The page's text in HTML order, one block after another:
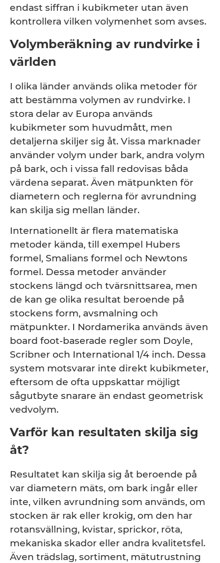
endast siffran i kubikmeter utan även
kontrollera vilken volymenhet som avses.
Volymberäkning av rundvirke i
världen
I olika länder används olika metoder för
att bestämma volymen av rundvirke. I
stora delar av Europa används
kubikmeter som huvudmått, men
detaljerna skiljer sig åt. Vissa marknader
använder volym under bark, andra volym
på bark, och i vissa fall redovisas båda
värdena separat. Även mätpunkten för
diametern och reglerna för avrundning
kan skilja sig mellan länder.
Internationellt är flera matematiska
metoder kända, till exempel Hubers
formel, Smalians formel och Newtons
formel. Dessa metoder använder
stockens längd och tvärsnittsarea, men
de kan ge olika resultat beroende på
stockens form, avsmalning och
mätpunkter. I Nordamerika används även
board foot-baserade regler som Doyle,
Scribner och International 1/4 inch. Dessa
system motsvarar inte direkt kubikmeter,
eftersom de ofta uppskattar möjligt
sågutbyte snarare än endast geometrisk
vedvolym.
Varför kan resultaten skilja sig
åt?
Resultatet kan skilja sig åt beroende på
var diametern mäts, om bark ingår eller
inte, vilken avrundning som används, om
stocken är rak eller krokig, om den har
rotansvällning, kvistar, sprickor, röta,
mekaniska skador eller andra kvalitetsfel.
Även trädslag, sortiment, mätutrustning